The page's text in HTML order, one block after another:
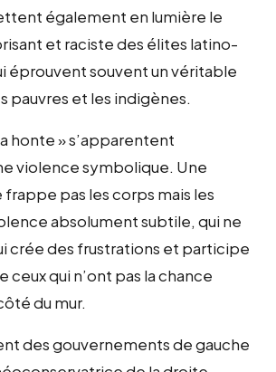
également en lumière le
et raciste des élites latino-
éprouvent souvent un véritable
pauvres et les indigènes.
honte » s’apparentent
violence symbolique. Une
pas les corps mais les
absolument subtile, qui ne
crée des frustrations et participe
ceux qui n’ont pas la chance
du mur.
des gouvernements de gauche